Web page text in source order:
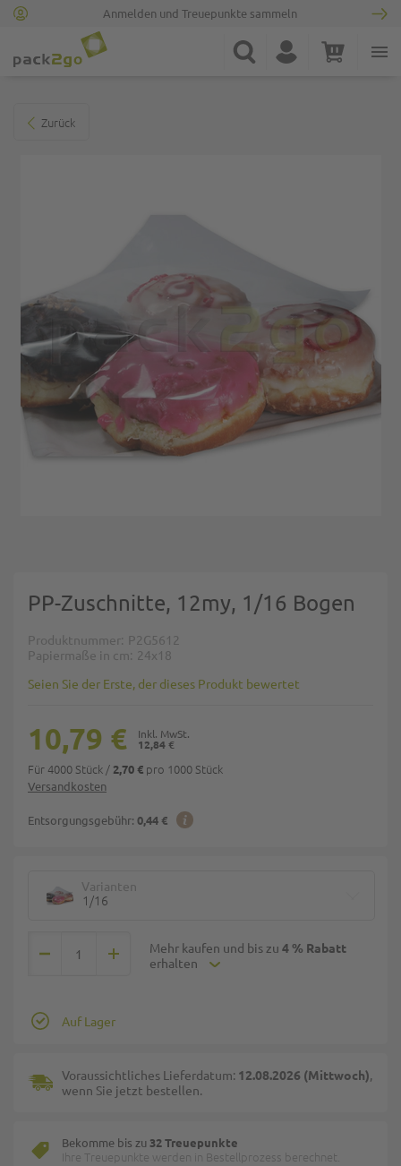
Anmelden und Treuepunkte sammeln
Suche Konto Warenkorb
Zurück
PP-Zuschnitte, 12my, 1/16 Bogen
Produktnummer P2G5612
Papiermaße in cm
24x18
Seien Sie der Erste, der dieses Produkt bewertet
Versandkosten
Entsorgungsgebühr: 0,44 €
12,84 €
10,79 €
Für 4000 Stück / 2,70 € pro 1000 Stück
Varianten
1/16
Mehr kaufen und bis zu 4 % Rabatt
erhalten
Auf Lager
Voraussichtliches Lieferdatum: 12.08.2026 (Mittwoch),
wenn Sie jetzt bestellen.
Bekomme bis zu 32 Treuepunkte
Ihre Treuepunkte werden in Bestellprozess berechnet.